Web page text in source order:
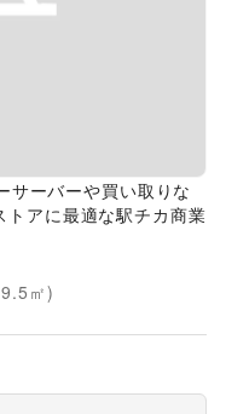
サーバーや買い取りな
トアに最適な駅チカ商業
9.5 ㎡)